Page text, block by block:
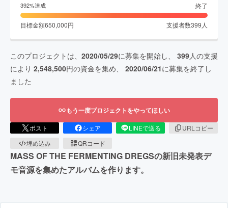
392%達成 終了
目標金額650,000円 支援者数399 人
このプロジェクトは、 2020/05/29に募集を開始し、 399人の支援
により 2,548,500円の資金を集め、 2020/06/21に募集を終了し
ました
もう一度プロジェクトをやってほしい
ポスト シェア LINEで送る
URLコピー
埋め込み
QRコード
MASS OF THE FERMENTING DREGSの新旧未発表デ
モ音源を集めたアルバムを作ります。